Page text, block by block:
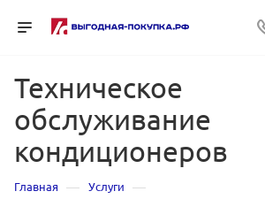
Техническое
обслуживание
кондиционеров
Главная — Услуги —